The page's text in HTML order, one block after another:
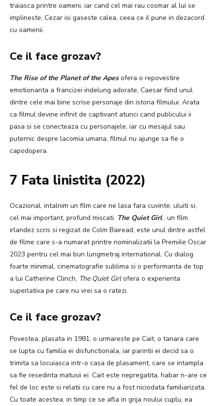
traiasca printre oameni, iar cand cel mai rau cosmar al lui se
implineste, Cezar isi gaseste calea, ceea ce il pune in dezacord
cu oamenii.
Ce il face grozav?
The Rise of the Planet of the Apesofera o repovestire
emotionanta a francizei indelung adorate, Caesar fiind unul
dintre cele mai bine scrise personaje din istoria filmului. Arata
ca filmul devine infinit de captivant atunci cand publicului ii
pasa si se conecteaza cu personajele, iar cu mesajul sau
puternic despre lacomia umana, filmul nu ajunge sa fie o
capodopera.
7 Fata linistita (2022)
Ocazional, intalnim un film care ne lasa fara cuvinte, uluiti si,
cel mai important, profund miscati. The Quiet Girl, un film
irlandez scris si regizat de Colm Bairead, este unul dintre astfel
de filme care s-a numarat printre nominalizatii la Premiile Oscar
2023 pentru cel mai bun lungmetraj international. Cu dialog
foarte minimal, cinematografie sublima si o performanta de top
a lui Catherine Clinch, The Quiet Girlofera o experienta
superlativa pe care nu vrei sa o ratezi.
Ce il face grozav?
Povestea, plasata in 1981, o urmareste pe Cait, o tanara care
se lupta cu familia ei disfunctionala, iar parintii ei decid sa o
trimita sa locuiasca intr-o casa de plasament, care se intampla
sa fie resedinta matusii ei. Cait este nepregatita, habar n-are ce
fel de loc este si relatii cu care nu a fost niciodata familiarizata.
Cu toate acestea, in timp ce se afla in grija noului cuplu, ea